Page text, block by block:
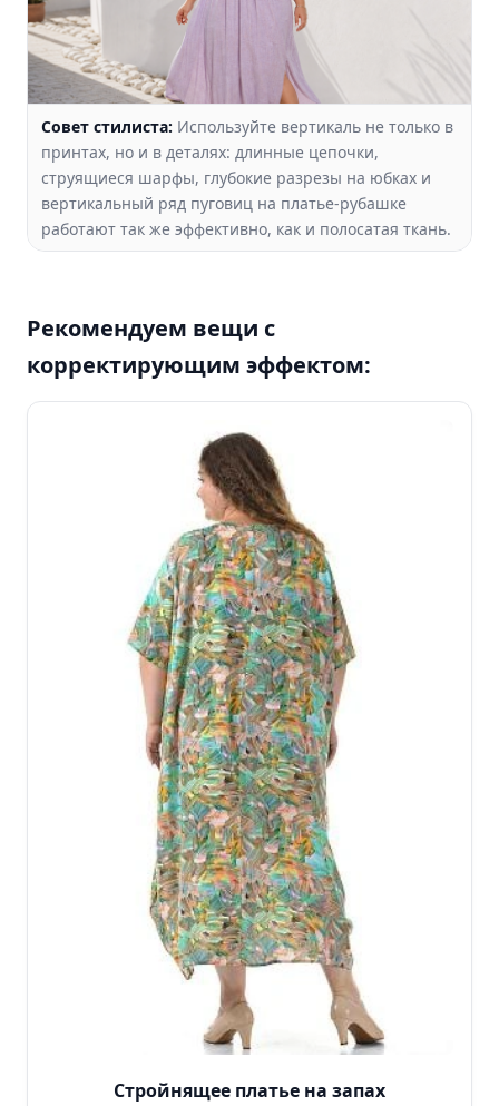
Совет стилиста: Используйте вертикаль не только в
принтах, но и в деталях: длинные цепочки,
струящиеся шарфы, глубокие разрезы на юбках и
вертикальный ряд пуговиц на платье-рубашке
работают так же эффективно, как и полосатая ткань.
Рекомендуем вещи с
корректирующим эффектом:
Стройнящее платье на запах